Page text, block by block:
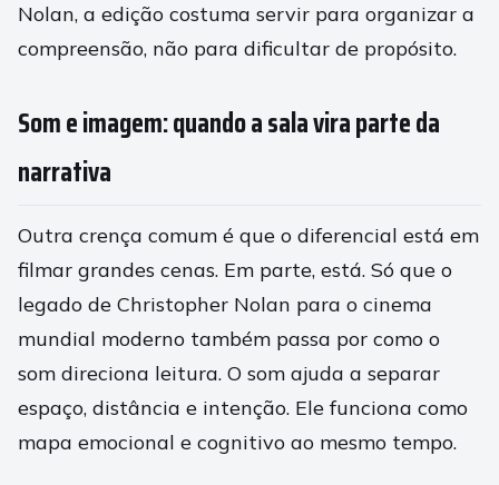
Nolan, a edição costuma servir para organizar a
compreensão, não para dificultar de propósito.
Som e imagem: quando a sala vira parte da
narrativa
Outra crença comum é que o diferencial está em
filmar grandes cenas. Em parte, está. Só que o
legado de Christopher Nolan para o cinema
mundial moderno também passa por como o
som direciona leitura. O som ajuda a separar
espaço, distância e intenção. Ele funciona como
mapa emocional e cognitivo ao mesmo tempo.